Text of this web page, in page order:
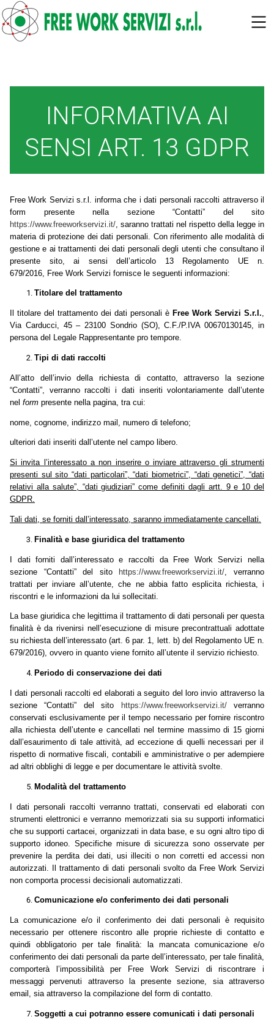
SKIP TO MAIN CONTENT
INFORMATIVA AI
SENSI ART. 13 GDPR
Free Work Servizi s.r.l. informa che i dati personali raccolti attraverso il
form presente nella sezione “Contatti” del sito
https://www.freeworkservizi.it/ , saranno trattati nel rispetto della legge in
materia di protezione dei dati personali. Con riferimento alle modalità di
gestione e ai trattamenti dei dati personali degli utenti che consultano il
presente sito, ai sensi dell’articolo 13 Regolamento UE n.
679/2016, Free Work Servizi fornisce le seguenti informazioni:
Titolare del trattamento
Il titolare del trattamento dei dati personali è Free Work Servizi S.r.l.,
Via Carducci, 45 – 23100 Sondrio (SO), C.F./P.IVA 00670130145, in
persona del Legale Rappresentante pro tempore.
Tipi di dati raccolti
All’atto dell’invio della richiesta di contatto, attraverso la sezione
“Contatti”, verranno raccolti i dati inseriti volontariamente dall’utente
nel form presente nella pagina, tra cui:
nome, cognome, indirizzo mail, numero di telefono;
ulteriori dati inseriti dall’utente nel campo libero.
Si invita l’interessato a non inserire o inviare attraverso gli strumenti
presenti sul sito “dati particolari”, “dati biometrici”, “dati genetici”, “dati
relativi alla salute”, “dati giudiziari” come definiti dagli artt. 9 e 10 del
GDPR.
Tali dati, se forniti dall’interessato, saranno immediatamente cancellati.
Finalità e base giuridica del trattamento
I dati forniti dall’interessato e raccolti da Free Work Servizi nella
sezione “Contatti” del sito https://www.freeworkservizi.it/ , verranno
trattati per inviare all’utente, che ne abbia fatto esplicita richiesta, i
riscontri e le informazioni da lui sollecitati.
La base giuridica che legittima il trattamento di dati personali per questa
finalità è da rivenirsi nell’esecuzione di misure precontrattuali adottate
su richiesta dell’interessato (art. 6 par. 1, lett. b) del Regolamento UE n.
679/2016), ovvero in quanto viene fornito all’utente il servizio richiesto.
Periodo di conservazione dei dati
I dati personali raccolti ed elaborati a seguito del loro invio attraverso la
sezione “Contatti” del sito
https://www.freeworkservizi.it/verranno
conservati esclusivamente per il tempo necessario per fornire riscontro
alla richiesta dell’utente e cancellati nel termine massimo di 15 giorni
dall’esaurimento di tale attività, ad eccezione di quelli necessari per il
rispetto di normative fiscali, contabili e amministrative o per adempiere
ad altri obblighi di legge e per documentare le attività svolte.
Modalità del trattamento
I dati personali raccolti verranno trattati, conservati ed elaborati con
strumenti elettronici e verranno memorizzati sia su supporti informatici
che su supporti cartacei, organizzati in data base, e su ogni altro tipo di
supporto idoneo. Specifiche misure di sicurezza sono osservate per
prevenire la perdita dei dati, usi illeciti o non corretti ed accessi non
autorizzati. Il trattamento di dati personali svolto da Free Work Servizi
non comporta processi decisionali automatizzati.
Comunicazione e/o conferimento dei dati personali
La comunicazione e/o il conferimento dei dati personali è requisito
necessario per ottenere riscontro alle proprie richieste di contatto e
quindi obbligatorio per tale finalità: la mancata comunicazione e/o
conferimento dei dati personali da parte dell’interessato, per tale finalità,
comporterà l’impossibilità per Free Work Servizi
di riscontrare i
messaggi pervenuti attraverso la presente sezione, sia attraverso
email, sia attraverso la compilazione del form di contatto.
Soggetti a cui potranno essere comunicati i dati personali